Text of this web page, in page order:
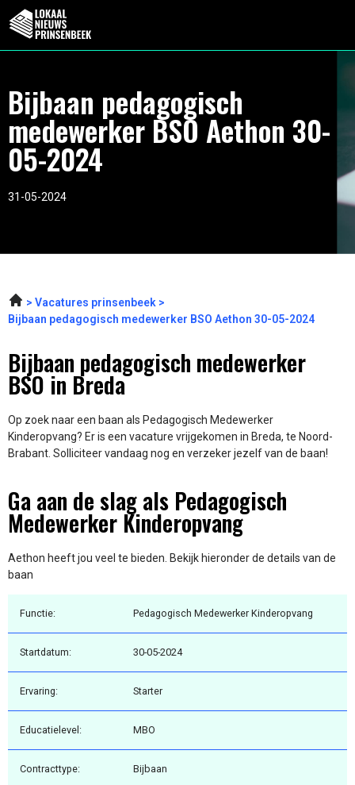
Bijbaan pedagogisch
medewerker BSO Aethon 30-
05-2024
31-05-2024
Vacatures prinsenbeek
Bijbaan pedagogisch medewerker BSO Aethon 30-05-2024
Bijbaan pedagogisch medewerker
BSO in Breda
Op zoek naar een baan als Pedagogisch Medewerker
Kinderopvang? Er is een vacature vrijgekomen in Breda, te Noord-
Brabant. Solliciteer vandaag nog en verzeker jezelf van de baan!
Ga aan de slag als Pedagogisch
Medewerker Kinderopvang
Aethon heeft jou veel te bieden. Bekijk hieronder de details van de
baan
Functie: Pedagogisch Medewerker Kinderopvang
Startdatum: 30-05-2024
Ervaring: Starter
Educatielevel: MBO
Contracttype: Bijbaan